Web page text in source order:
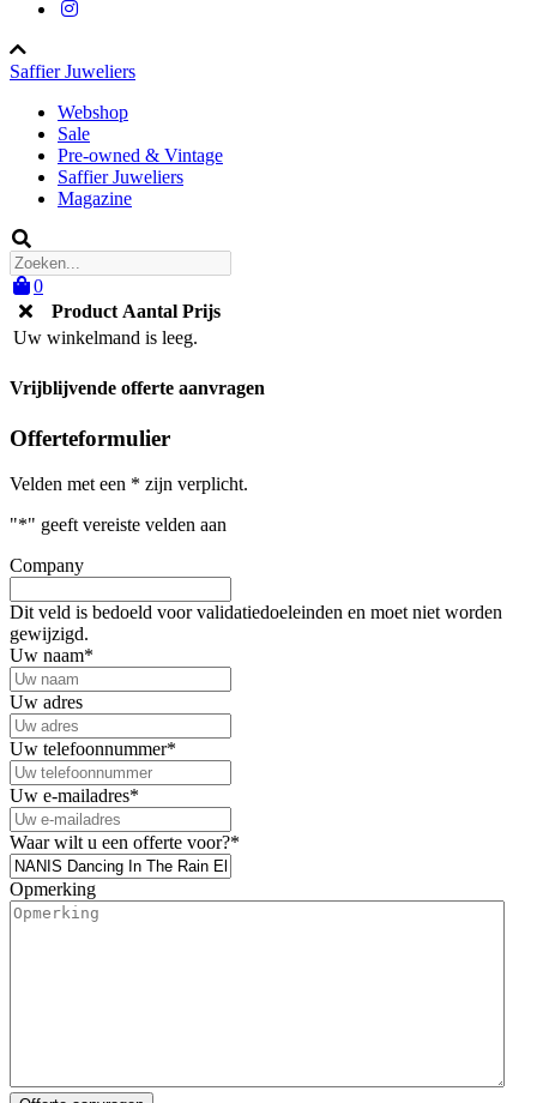
Saffier Juweliers
Webshop
Sale
Pre-owned & Vintage
Saffier Juweliers
Magazine
0
Product Aantal Prijs
Uw winkelmand is leeg.
Vrijblijvende offerte aanvragen
Offerteformulier
Velden met een * zijn verplicht.
"*" geeft vereiste velden aan
Company
Dit veld is bedoeld voor validatiedoeleinden en moet niet worden
gewijzigd.
Uw naam*
Uw adres
Uw telefoonnummer*
Uw e-mailadres*
Waar wilt u een offerte voor?*
Opmerking